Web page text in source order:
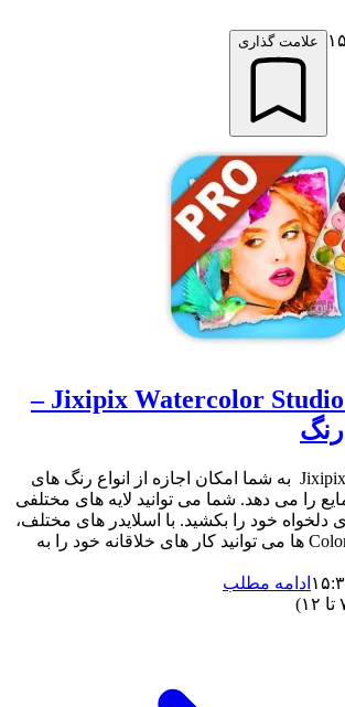
علامت گذاری
دانلود Jixipix Watercolor Studio 1.4.22 –
Jixipix Watercolor Studio به شما امکان اجازه از انواع رنگ های
را می دهد. شما می توانید لایه های مختلفی
دلخواه خود را بکشید. با اسلایدر های مختلف،
قلم مو ها و Color Washe ها می توانید کار های خلاقانه خود را به
ادامه مطلب